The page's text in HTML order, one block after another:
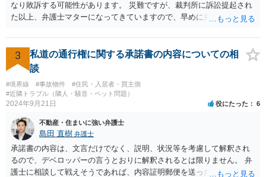
なり敗訴する可能性があります。 災難ですが、裁判所に訴訟提起され
た以上、弁護士マターになってきていますので、早めに弁護の依頼を
3
私道の通行権に関する承諾書の内容についての相
談
#境界線 #事故物件
#住民・入居者・買主側
#近隣トラブル（隣人・騒音・ペット問題）
2024年9月21日 役にたった 6
不動産・住まいに強い弁護士
島田 直樹 弁護士
承諾書の内容は、文言だけでなく、説明、状況等を考慮して解釈され
るので、デベロッパーの言うとおりに解釈されるとは限りません。 弁
護士に相談して戦えそうであれば、内容証明郵便を送ったうえで、デ